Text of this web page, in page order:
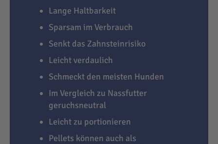
Lange Haltbarkeit
Sparsam im Verbrauch
Senkt das Zahnsteinrisiko
Leicht verdaulich
Schmeckt den meisten Hunden
Im Vergleich zu Nassfutter
geruchsneutral
Leicht zu portionieren
Pellets können auch als